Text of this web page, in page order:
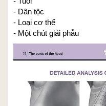
- Dân tộc
- Loại cơ thể
- Một chút giải phẫu